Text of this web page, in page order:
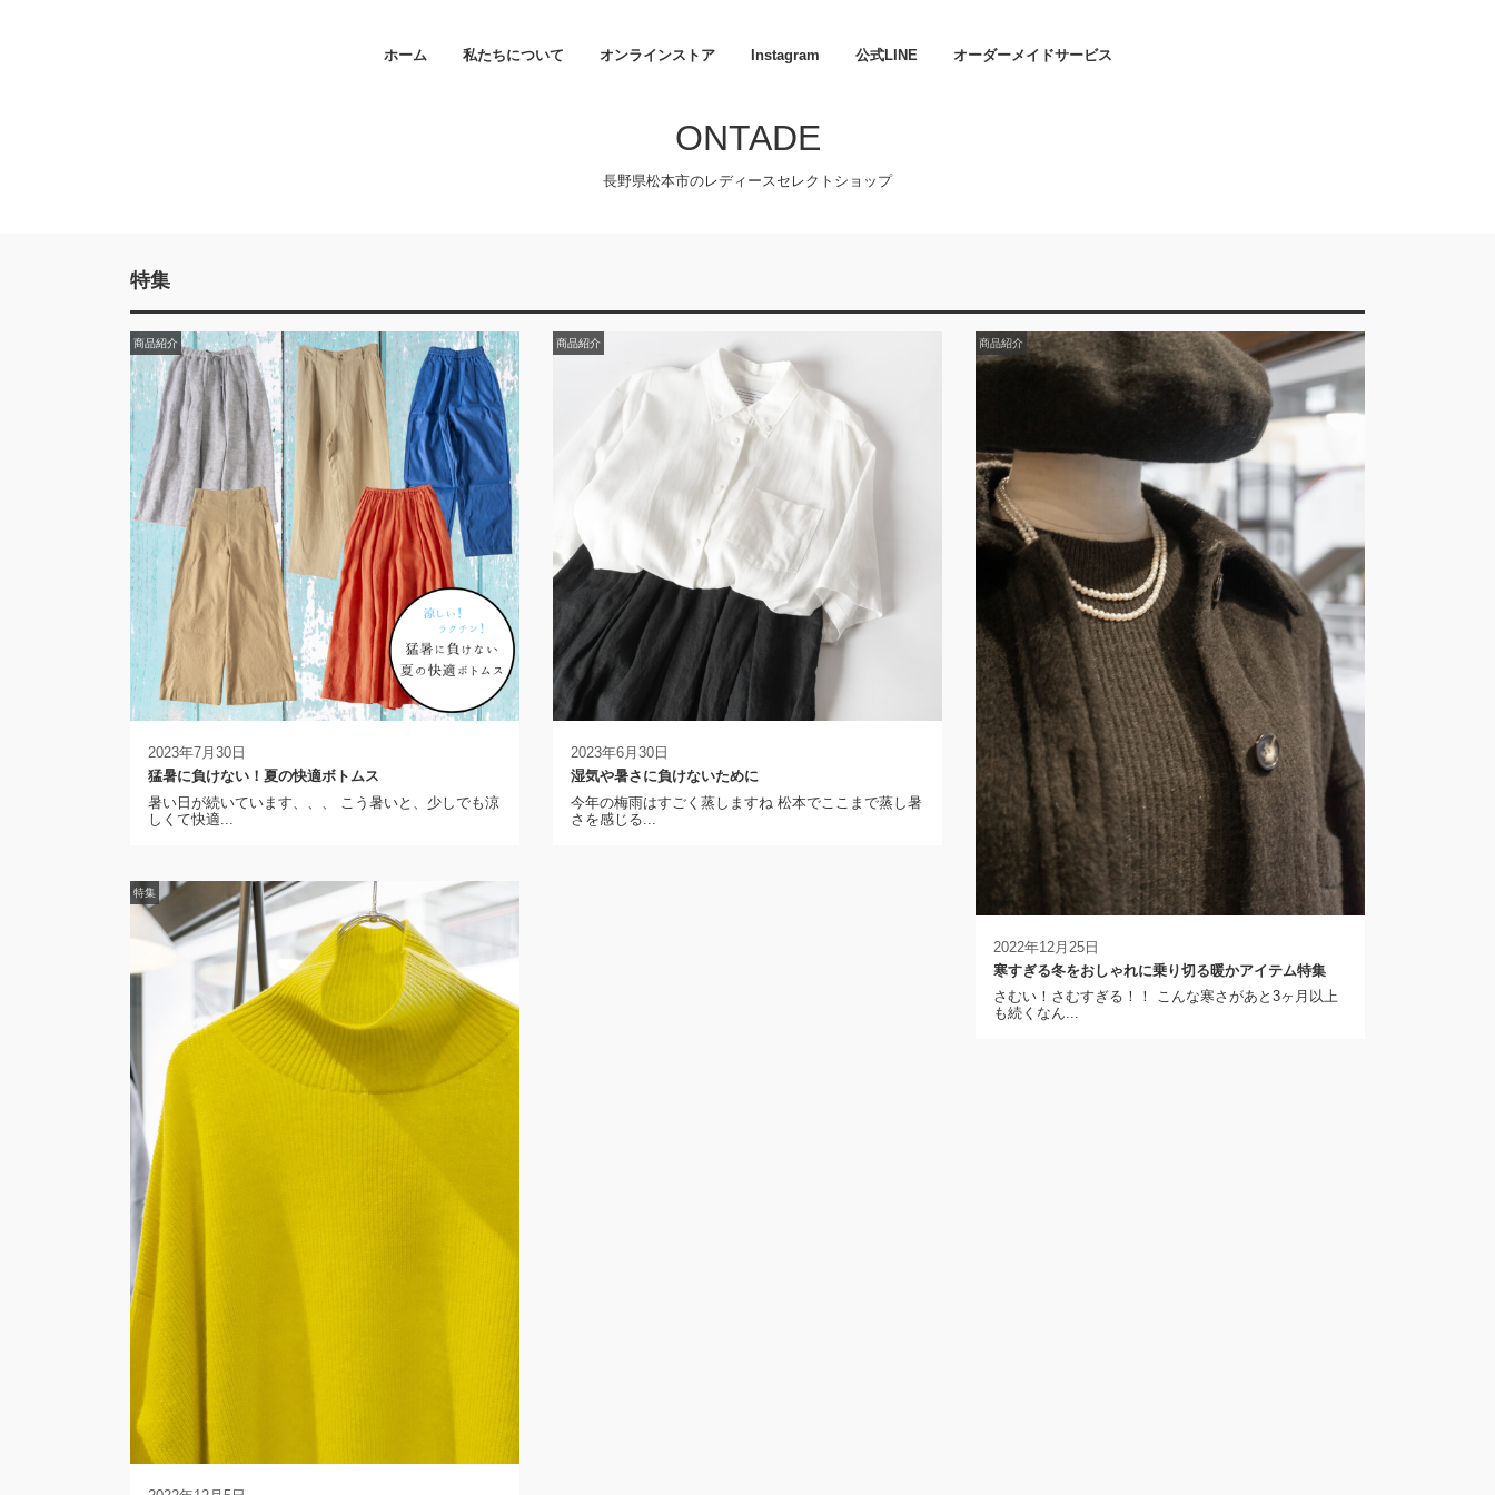
ホーム 私たちについて オンラインストア Instagram 公式LINE オーダーメイドサービス
ONTADE
長野県松本市のレディースセレクトショップ
特集
2023年7月30日
商品紹介
猛暑に負けない！夏の快適ボトムス
暑い日が続いています、、、 こう暑いと、少しでも涼
しくて快適...
2023年6月30日
商品紹介
湿気や暑さに負けないために
今年の梅雨はすごく蒸しますね 松本でここまで蒸し暑
さを感じる...
2022年12月25日
商品紹介
寒すぎる冬をおしゃれに乗り切る暖かアイテム特集
さむい！さむすぎる！！ こんな寒さがあと3ヶ月以上
も続くなん...
特集